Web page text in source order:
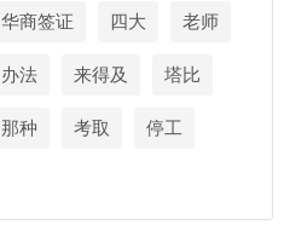
华商签证 四大 老师
办法 来得及 塔比
那种 考取 停工